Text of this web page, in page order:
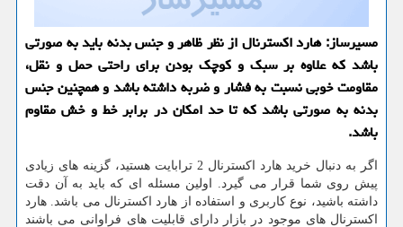
مسیرساز: هارد اكسترنال از نظر ظاهر و جنس بدنه باید به صورتی
باشد كه علاوه بر سبك و كوچك بودن برای راحتی حمل و نقل،
مقاومت خوبی نسبت به فشار و ضربه داشته باشد و همچنین جنس
بدنه به صورتی باشد كه تا حد امكان در برابر خط و خش مقاوم
باشد.
اگر به دنبال خرید هارد اکسترنال 2 ترابایت هستید، گزینه های زیادی
پیش روی شما قرار می گیرد. اولین مسئله ای که باید به آن دقت
داشته باشید، نوع کاربری و استفاده از هارد اکسترنال می باشد. هارد
اکسترنال های موجود در بازار دارای قابلیت های فراوانی می باشند